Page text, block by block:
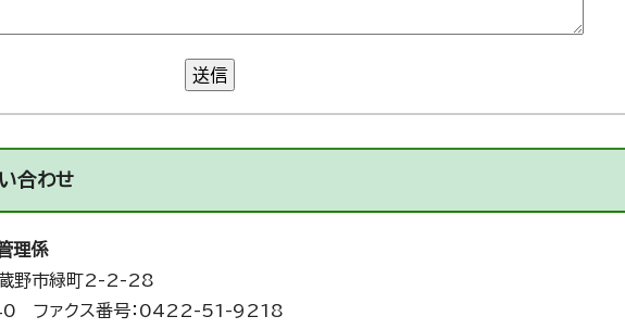
送信
合わせ
理係
野市緑町2-2-28
ファクス番号：0422-51-9218